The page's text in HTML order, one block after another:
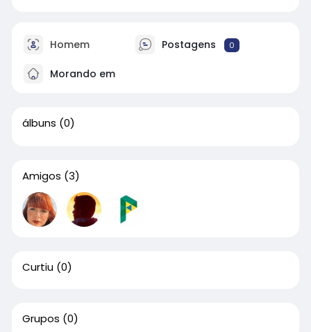
Homem Postagens 0
Morando em
álbuns (0)
Amigos (3)
Curtiu (0)
Grupos (0)